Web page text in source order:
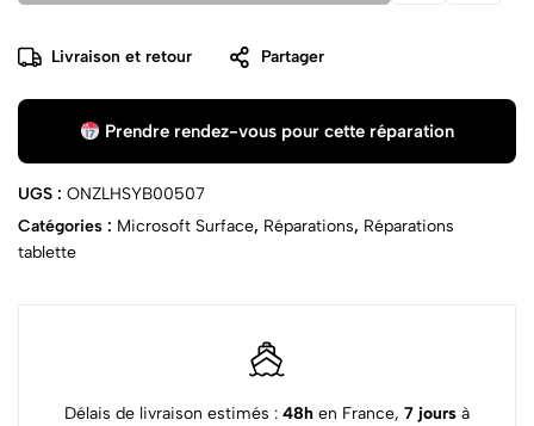
Livraison et retour Partager
Prendre rendez-vous pour cette réparation
UGS : ONZLHSYB00507
Catégories : Microsoft Surface, Réparations, Réparations
tablette
Délais de livraison estimés : 48h en France, 7 jours à